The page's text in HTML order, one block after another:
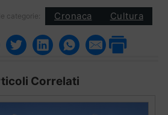
categorie: Cronaca Cultura
Correlati